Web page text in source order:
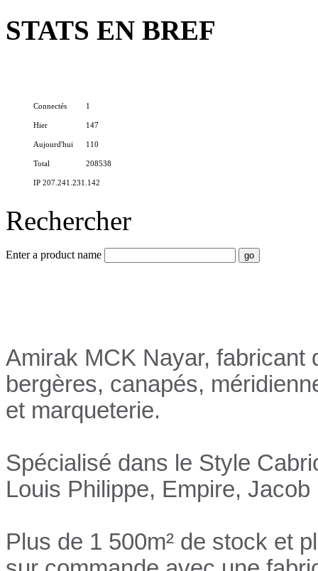
STATS EN BREF
Connectés 1
Hier 147
Aujourd'hui 110
Total 208538
IP 207.241.231.142
Rechercher
Enter a product name
Amirak MCK Nayar, fabricant
bergères, canapés,
et marqueterie.
Spécialisé dans le Style
Louis Philippe, Empire,
Plus de 1 500m² de stock et